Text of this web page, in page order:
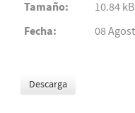
Tamaño:
10.84 kB
Fecha:
08